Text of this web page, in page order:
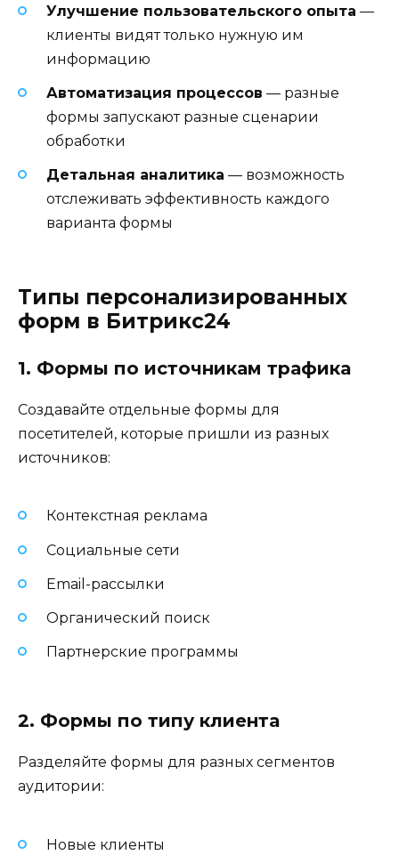
Улучшение пользовательского опыта —
клиенты видят только нужную им
информацию
Автоматизация процессов — разные
формы запускают разные сценарии
обработки
Детальная аналитика — возможность
отслеживать эффективность каждого
варианта формы
Типы персонализированных
форм в Битрикс24
1. Формы по источникам трафика
Создавайте отдельные формы для
посетителей, которые пришли из разных
источников:
Контекстная реклама
Социальные сети
Email-рассылки
Органический поиск
Партнерские программы
2. Формы по типу клиента
Разделяйте формы для разных сегментов
аудитории:
Новые клиенты